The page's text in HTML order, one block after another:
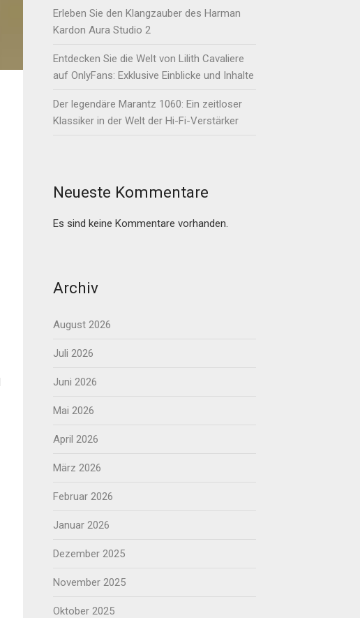
Erleben Sie den Klangzauber des Harman
Kardon Aura Studio 2
Entdecken Sie die Welt von Lilith Cavaliere
auf OnlyFans: Exklusive Einblicke und Inhalte
Der legendäre Marantz 1060: Ein zeitloser
Klassiker in der Welt der Hi-Fi-Verstärker
Neueste Kommentare
Es sind keine Kommentare vorhanden.
Archiv
August 2026
Juli 2026
Juni 2026
Mai 2026
April 2026
März 2026
Februar 2026
Januar 2026
Dezember 2025
November 2025
Oktober 2025